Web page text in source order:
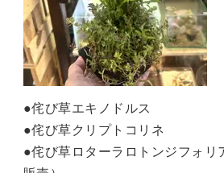
●侘び草エキノドルス
●侘び草クリプトコリネ
●侘び草ロターラロトンジフォリ